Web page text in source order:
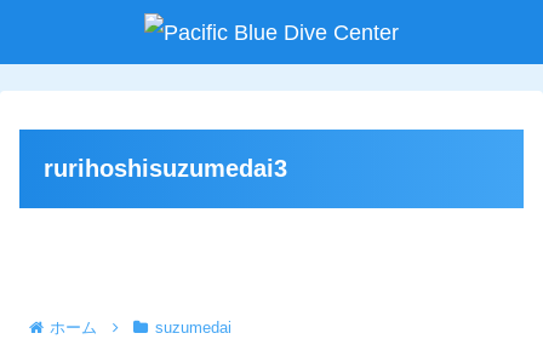
rurihoshisuzumedai3
ホーム suzumedai